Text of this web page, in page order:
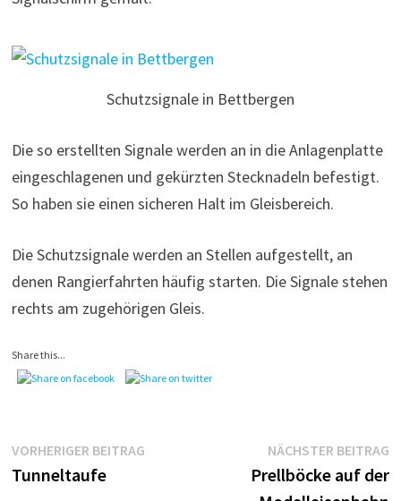
Schutzsignale in Bettbergen
Die so erstellten Signale werden an in die Anlagenplatte
eingeschlagenen und gekürzten Stecknadeln befestigt.
So haben sie einen sicheren Halt im Gleisbereich.
Die Schutzsignale werden an Stellen aufgestellt, an
denen Rangierfahrten häufig starten. Die Signale stehen
rechts am zugehörigen Gleis.
Share this...
Beitragsnavigation
VORHERIGER BEITRAGVorheriger
Tunneltaufe
NÄCHSTER BEITRAG
Prellböcke auf der